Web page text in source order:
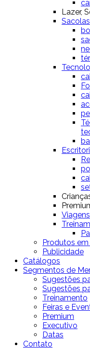
Lazer,
Viagens
Produtos
Publicidade
Catálogos
Segmentos de
Sugestões
Sugestões
Treinamento
Feiras e
Premium
Executivo
Datas
Contato